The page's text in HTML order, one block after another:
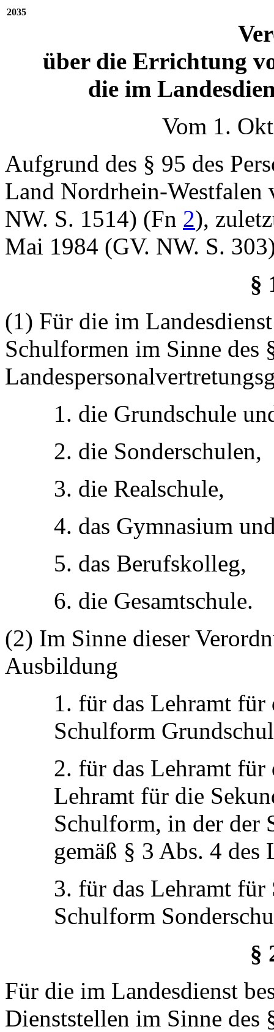
2035
über die Errichtung
die im
Vom 1.
Aufgrund des § 95 des
Land Nordrhein-Westfalen
NW. S. 1514) (Fn 2),
Mai 1984 (GV. NW. S.
§
(1) Für die im
Schulformen im Sinne des
1. die Grundschule
2. die Sonderschulen,
3. die Realschule,
4. das Gymnasium
5. das Berufskolleg,
6. die Gesamtschule.
(2) Im Sinne dieser
Ausbildung
1. für das Lehramt für
Schulform
2. für das Lehramt für
Lehramt für die
Schulform, in der der
gemäß § 3 Abs. 4 des
3. für das Lehramt für
Schulform
§
Für die im Landesdienst
Dienststellen im Sinne des